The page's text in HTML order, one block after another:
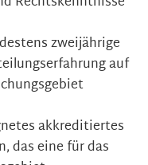
zweijährige
auf
akkreditiertes
das eine für das